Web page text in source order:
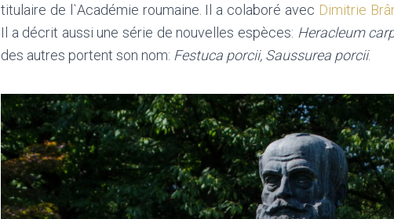
titulaire de l`Académie roumaine. Il a colaboré avec Dimitrie
Il a décrit aussi une série de nouvelles espèces: Heracleum
des autres portent son nom: Festuca porcii, Saussurea porcii.